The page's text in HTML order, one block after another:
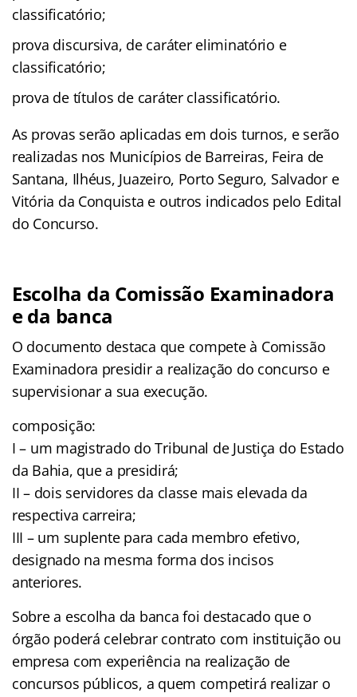
classificatório;
prova discursiva, de caráter eliminatório e
classificatório;
prova de títulos de caráter classificatório.
As provas serão aplicadas em dois turnos, e serão
realizadas nos Municípios de Barreiras, Feira de
Santana, Ilhéus, Juazeiro, Porto Seguro, Salvador e
Vitória da Conquista e outros indicados pelo Edital
do Concurso.
Escolha da Comissão Examinadora
e da banca
O documento destaca que compete à Comissão
Examinadora presidir a realização do concurso e
supervisionar a sua execução.
composição:
I – um magistrado do Tribunal de Justiça do Estado
da Bahia, que a presidirá;
II – dois servidores da classe mais elevada da
respectiva carreira;
III – um suplente para cada membro efetivo,
designado na mesma forma dos incisos
anteriores.
Sobre a escolha da banca foi destacado que o
órgão poderá celebrar contrato com instituição ou
empresa com experiência na realização de
concursos públicos, a quem competirá realizar o